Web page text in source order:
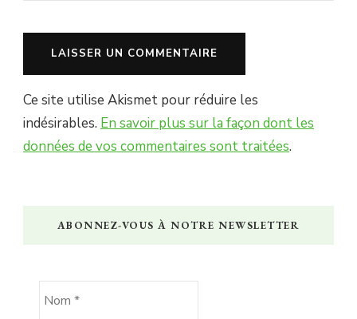
Ce site utilise Akismet pour réduire les
indésirables. En savoir plus sur la façon dont les
données de vos commentaires sont traitées.
ABONNEZ-VOUS À NOTRE NEWSLETTER